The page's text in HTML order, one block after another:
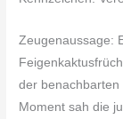
Zeugenaussage:
der benachbarten
Moment sah die